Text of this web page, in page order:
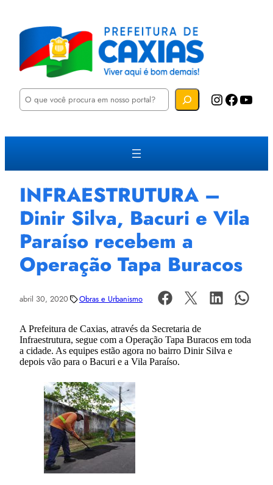
P
u
a
Instagram Facebook YouTube
INFRAESTRUTURA –
Dinir Silva, Bacuri e Vila
Paraíso recebem a
Operação Tapa Buracos
abril 30, 2020 Obras e Urbanismo
A Prefeitura de Caxias, através da Secretaria de
Infraestrutura, segue com a Operação Tapa Buracos em toda
a cidade. As equipes estão agora no bairro Dinir Silva e
depois vão para o Bacuri e a Vila Paraíso.